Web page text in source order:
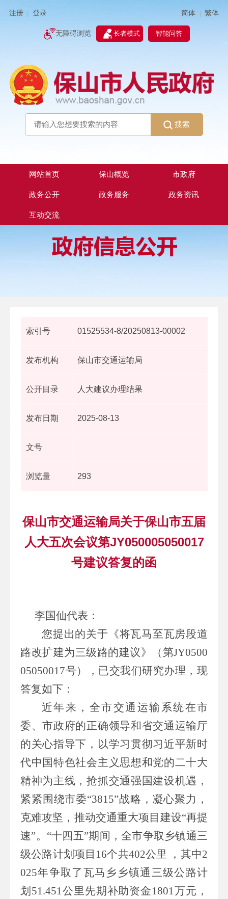
注册 登录 简体 | 繁体
无障碍浏览 长者模式 智能问答
搜索
网站首页 保山概览 市政府
政务公开 政务服务 政务资讯
互动交流
索引号 01525534-8/20250813-00002
发布机构 保山市交通运输局
公开目录 人大建议办理结果
发布日期 2025-08-13
文号
浏览量 293
保山市交通运输局关于保山市五届
人大五次会议第JY050005050017
号建议答复的函
李国仙代表：
您提出的关于《将瓦马至瓦房段道
路改扩建为三级路的建议》（第JY0500
05050017号），已交我们研究办理，现
答复如下：
近年来，全市交通运输系统在市
委、市政府的正确领导和省交通运输厅
的关心指导下，以学习贯彻习近平新时
代中国特色社会主义思想和党的二十大
精神为主线，抢抓交通强国建设机遇，
紧紧围绕市委“3815”战略，凝心聚力，
克难攻坚，推动交通重大项目建设“再提
速”。“十四五”期间，全市争取乡镇通三
级公路计划项目 16个共402公里 ，其中2
025年争取了瓦马乡乡镇通三级公路计
划 51.451公里先期补助资金1801万元，